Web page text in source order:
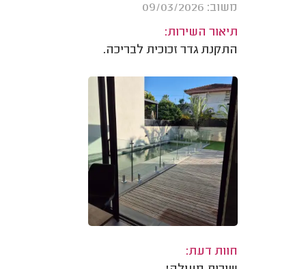
משוב: 09/03/2026
תיאור השירות:
התקנת גדר זכוכית לבריכה.
חוות דעת: